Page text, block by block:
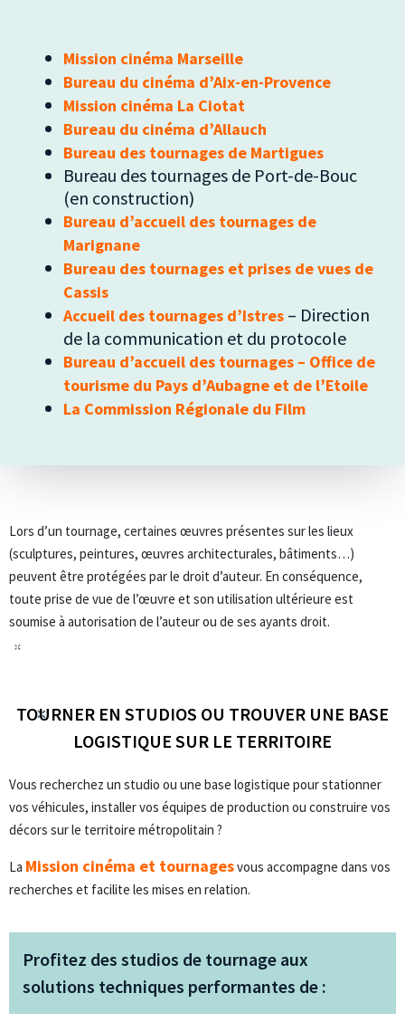
Mission cinéma Marseille
Bureau du cinéma d’Aix-en-Provence
Mission cinéma La Ciotat
Bureau du cinéma d’Allauch
Bureau des tournages de Martigues
Bureau des tournages de Port-de-Bouc
(en construction)
Bureau d’accueil des tournages de
Marignane
Bureau des tournages et prises de vues de
Cassis
Accueil des tournages d’Istres – Direction
de la communication et du protocole
Bureau d’accueil des tournages – Office de
tourisme du Pays d’Aubagne et de l’Etoile
La Commission Régionale du Film
Lors d’un tournage, certaines œuvres présentes sur les lieux
(sculptures, peintures, œuvres architecturales, bâtiments…)
peuvent être protégées par le droit d’auteur. En conséquence,
toute prise de vue de l’œuvre et son utilisation ultérieure est
soumise à autorisation de l’auteur ou de ses ayants droit.
TOURNER EN STUDIOS OU TROUVER UNE BASE
LOGISTIQUE SUR LE TERRITOIRE
Vous recherchez un studio ou une base logistique pour stationner
vos véhicules, installer vos équipes de production ou construire vos
décors sur le territoire métropolitain ?
La Mission cinéma et tournagesvous accompagne dans vos
recherches et facilite les mises en relation.
Profitez des studios de tournage aux
solutions techniques performantes de :